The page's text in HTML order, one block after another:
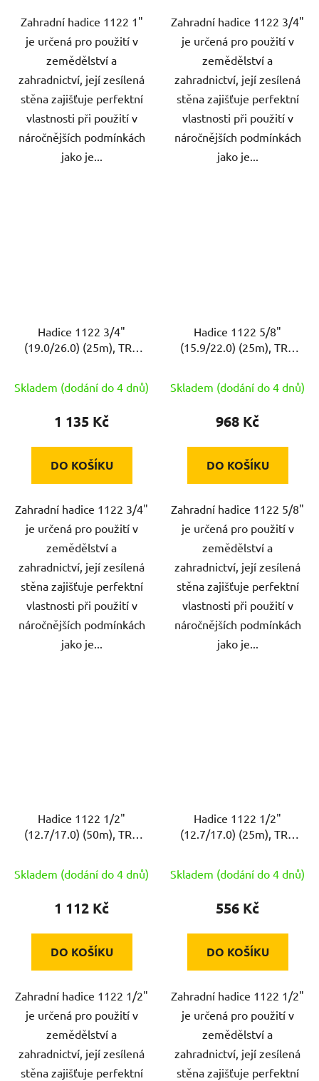
Zahradní hadice 1122 1"
je určená pro použití v
zemědělství a
zahradnictví, její zesílená
stěna zajišťuje perfektní
vlastnosti při použití v
náročnějších podmínkách
jako je...
Zahradní hadice 1122 3/4"
je určená pro použití v
zemědělství a
zahradnictví, její zesílená
stěna zajišťuje perfektní
vlastnosti při použití v
náročnějších podmínkách
jako je...
Hadice 1122 3/4"
(19.0/26.0) (25m), TRA
Skladem (dodání do 4 dnů)
1 135 Kč
DO KOŠÍKU
Zahradní hadice 1122 3/4"
je určená pro použití v
zemědělství a
zahradnictví, její zesílená
stěna zajišťuje perfektní
vlastnosti při použití v
náročnějších podmínkách
jako je...
Hadice 1122 5/8"
(15.9/22.0) (25m), TRA
Skladem (dodání do 4 dnů)
968 Kč
DO KOŠÍKU
Zahradní hadice 1122 5/8"
je určená pro použití v
zemědělství a
zahradnictví, její zesílená
stěna zajišťuje perfektní
vlastnosti při použití v
náročnějších podmínkách
jako je...
Hadice 1122 1/2"
(12.7/17.0) (50m), TRA
Skladem (dodání do 4 dnů)
1 112 Kč
DO KOŠÍKU
Zahradní hadice 1122 1/2"
je určená pro použití v
zemědělství a
zahradnictví, její zesílená
stěna zajišťuje perfektní
Hadice 1122 1/2"
(12.7/17.0) (25m), TRA
Skladem (dodání do 4 dnů)
556 Kč
DO KOŠÍKU
Zahradní hadice 1122 1/2"
je určená pro použití v
zemědělství a
zahradnictví, její zesílená
stěna zajišťuje perfektní